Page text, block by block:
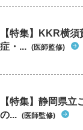
【特集】KKR横
症・... (医師監修)
【特集】静岡県
の... (医師監修)